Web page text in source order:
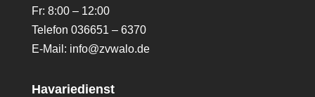
Fr: 8:00 – 12:00
Telefon 036651 – 6370
E-Mail: info@zvwalo.de
Havariedienst